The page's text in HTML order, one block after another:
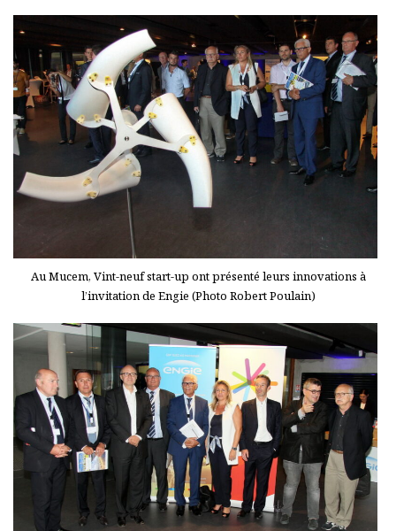
Au Mucem, Vint-neuf start-up ont présenté leurs innovations à
l’invitation de Engie (Photo Robert Poulain)